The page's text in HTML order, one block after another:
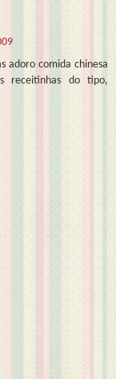
adoro comida chinesa
receitinhas do tipo,